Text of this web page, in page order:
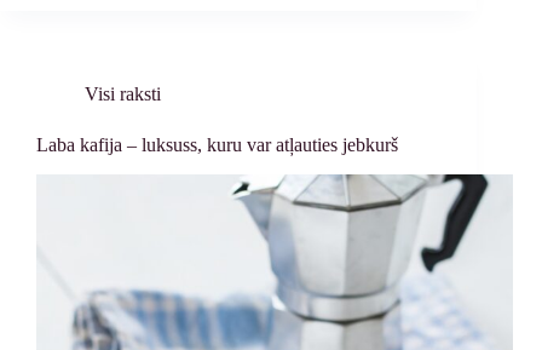
Visi raksti
Laba kafija – luksuss, kuru var atļauties jebkurš